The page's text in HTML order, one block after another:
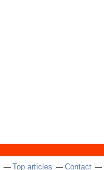
Top articles Contact